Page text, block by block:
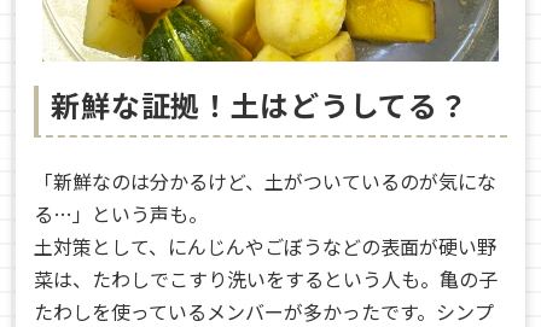
新鮮な証拠！土はどうしてる？
「新鮮なのは分かるけど、土がついているのが気にな
る…」という声も。
土対策として、にんじんやごぼうなどの表面が硬い野
菜は、たわしでこすり洗いをするという人も。亀の子
たわしを使っているメンバーが多かったです。シンプ